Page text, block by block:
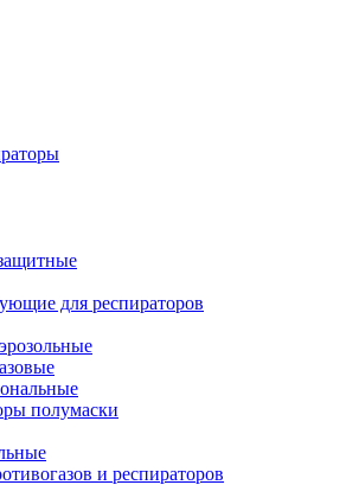
для респираторов
полумаски
и респираторов